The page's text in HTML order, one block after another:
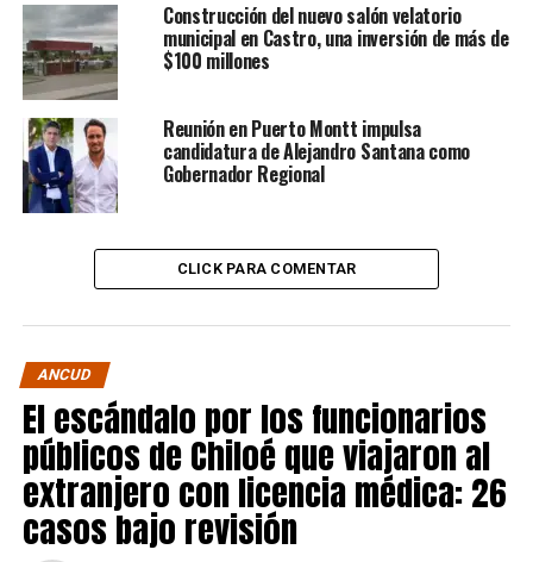
Construcción del nuevo salón velatorio
municipal en Castro, una inversión de más de
$100 millones
Reunión en Puerto Montt impulsa
candidatura de Alejandro Santana como
Gobernador Regional
CLICK PARA COMENTAR
ANCUD
El escándalo por los funcionarios
públicos de Chiloé que viajaron al
extranjero con licencia médica: 26
casos bajo revisión